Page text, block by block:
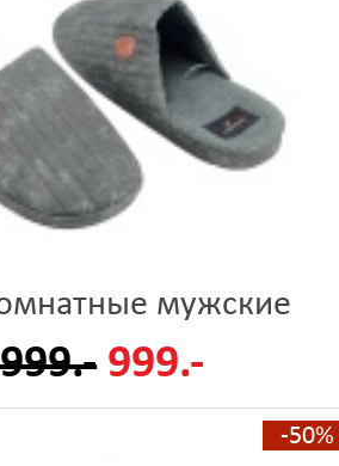
мужские
999.-
-50%